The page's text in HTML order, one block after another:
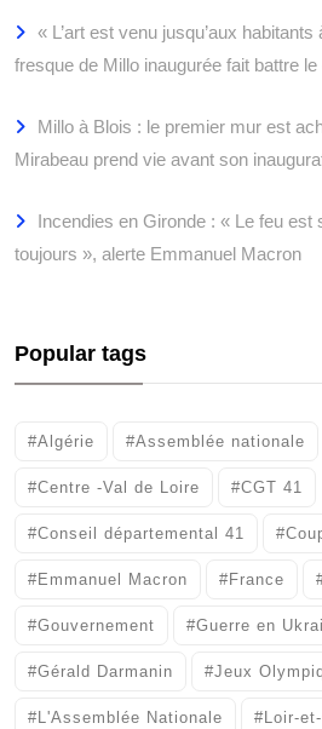
« L’art est venu jusqu’aux
fresque de Millo inaugurée fait battre
Millo à Blois : le premier mur est
Mirabeau prend vie avant son
Incendies en Gironde : « Le feu
toujours », alerte Emmanuel Macron
Popular tags
#Algérie #Assemblée nationale
#Centre -Val de Loire #CGT 41
#Conseil départemental 41
#Emmanuel Macron #France
#Gouvernement #Guerre en
#Gérald Darmanin #Jeux
#L'Assemblée Nationale #Loir-